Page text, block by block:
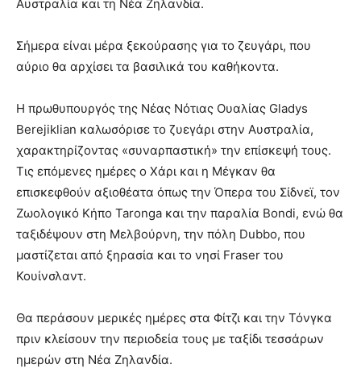
Αυστραλία και τη Νέα Ζηλανδία.
Σήμερα είναι μέρα ξεκούρασης για το ζευγάρι, που
αύριο θα αρχίσει τα βασιλικά του καθήκοντα.
Η πρωθυπουργός της Νέας Νότιας Ουαλίας Gladys
Berejiklian καλωσόρισε το ζυεγάρι στην Αυστραλία,
χαρακτηρίζοντας «συναρπαστική» την επίσκεψή τους.
Τις επόμενες ημέρες ο Χάρι και η Μέγκαν θα
επισκεφθούν αξιοθέατα όπως την Όπερα του Σίδνεϊ, τον
Ζωολογικό Κήπο Taronga και την παραλία Bondi, ενώ θα
ταξιδέψουν στη Μελβούρνη, την πόλη Dubbo, που
μαστίζεται από ξηρασία και το νησί Fraser του
Κουίνσλαντ.
Θα περάσουν μερικές ημέρες στα Φίτζι και την Τόνγκα
πριν κλείσουν την περιοδεία τους με ταξίδι τεσσάρων
ημερών στη Νέα Ζηλανδία.